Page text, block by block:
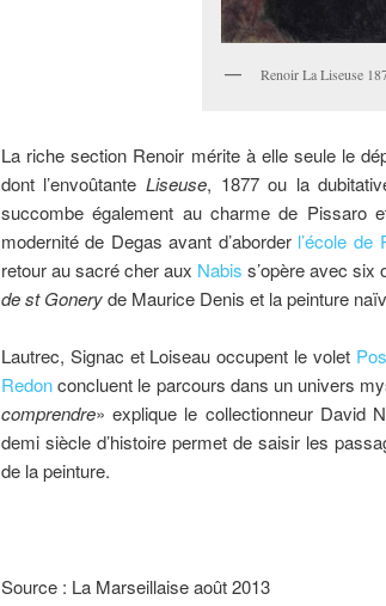
Renoir La Liseuse
La riche section Renoir mérite à elle seule le
dont l’envoûtante Liseuse, 1877 ou la
succombe également au charme de
modernité de Degas avant d’aborder l’école de
retour au sacré cher aux Nabis s’opère avec
de st Goneryde Maurice Denis et la peinture
Lautrec, Signac et Loiseau occupent le volet
Redonconcluent le parcours dans un univers
comprendre» explique le collectionneur David
demi siècle d’histoire permet de saisir les
de la peinture.
Source : La Marseillaise août 2013